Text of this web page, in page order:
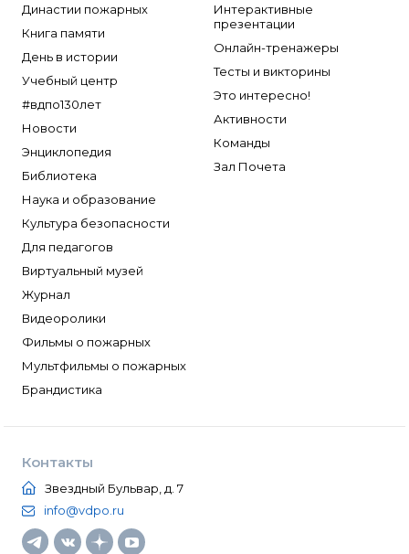
Династии пожарных
Книга памяти
День в истории
Учебный центр
#вдпо130лет
Новости
Энциклопедия
Библиотека
Наука и образование
Культура безопасности
Для педагогов
Виртуальный музей
Журнал
Видеоролики
Фильмы о пожарных
Мультфильмы о пожарных
Брандистика
Интерактивные
презентации
Онлайн-тренажеры
Тесты и викторины
Это интересно!
Активности
Команды
Зал Почета
Контакты
Звездный Бульвар, д. 7
info@vdpo.ru